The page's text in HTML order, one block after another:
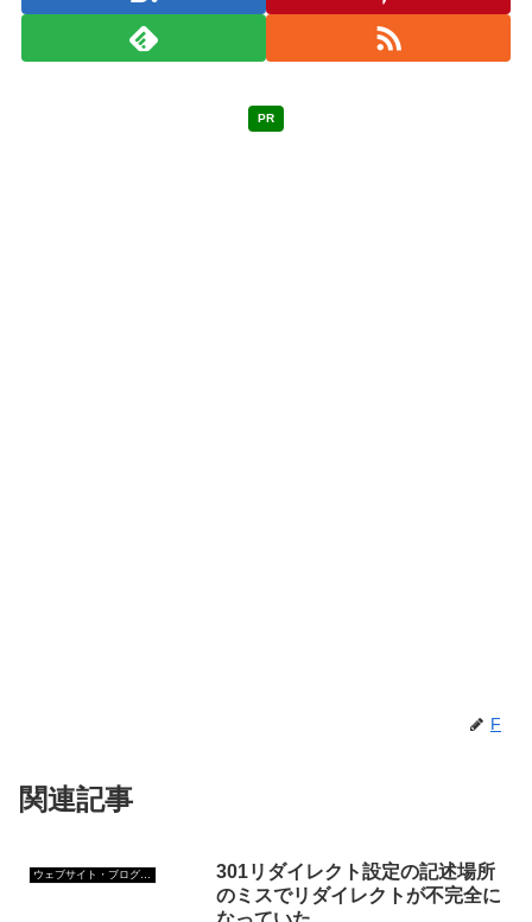
PR
F
関連記事
ウェブサイト・ブログ作成
301リダイレクト設定の記述場所
のミスでリダイレクトが不完全に